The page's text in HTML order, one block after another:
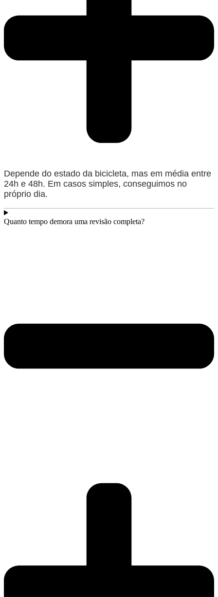
Depende do estado da bicicleta, mas em média entre
24h e 48h. Em casos simples, conseguimos no
próprio dia.
Quanto tempo demora uma revisão completa?